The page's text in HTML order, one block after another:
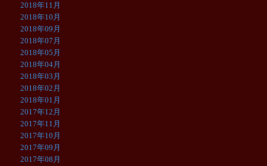
2018年11月
2018年10月
2018年09月
2018年07月
2018年05月
2018年04月
2018年03月
2018年02月
2018年01月
2017年12月
2017年11月
2017年10月
2017年09月
2017年08月